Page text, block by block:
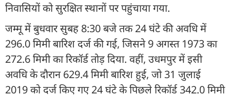
निवासियों को सुरक्षित स्थानों पर पहुंचाया गया.
जम्मू में बुधवार सुबह 8:30 बजे तक 24 घंटे की अवधि में
296.0 मिमी बारिश दर्ज की गई, जिसने 9 अगस्त 1973 का
272.6 मिमी का रिकॉर्ड तोड़ दिया. वहीं, उधमपुर में इसी
अवधि के दौरान 629.4 मिमी बारिश हुई, जो 31 जुलाई
2019 को दर्ज किए गए 24 घंटे के पिछले रिकॉर्ड 342.0 मिमी